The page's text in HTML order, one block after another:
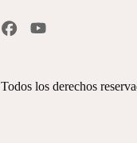
Todos los derechos